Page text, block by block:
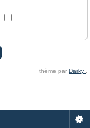
thème par Darky